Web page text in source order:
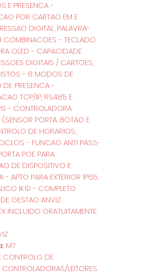
E PRESENCA -
POR CARTAO EM E
DIGITAL, PALAVRA-
COMBINACOES - TECLADO
OLED - CAPACIDADE
DIGITAIS / CARTOES,
- 8 MODOS DE
PRESENCA -
TCP/IP, RS485 E
- CONTROLADORA
PORTA, BOTAO E
DE HORARIOS,
- FUNCAO ANTI PASS-
POE PARA
DE DISPOSITIVO E
- APTO PARA EXTERIOR IP65,
IK10 - COMPLETO
GESTAO ANVIZ
INCLUIDO GRATUITAMENTE
M7
CONTROLO DE
LEITORES